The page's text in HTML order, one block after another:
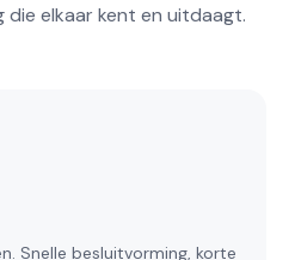
die elkaar kent en uitdaagt.
Snelle besluitvorming, korte